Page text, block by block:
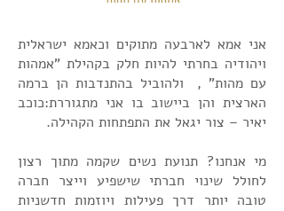
אני אמא לארבעה מתוקים וכאמא ישראלית
ויהודיה בחרתי להיות חלק בקהילת "אמהות
עם מהות" , ולהוביל בהתנדבות הן ברמה
הארצית והן ביישוב בו אני מתגוררת:כוכב
יאיר – צור יגאל את התפתחות הקהילה.
מי אנחנו? תנועת נשים שקמה מתוך רצון
לחולל שינוי חברתי שישפיע וייצר חברה
טובה יותר דרך פעילות ויוזמות חדשניות